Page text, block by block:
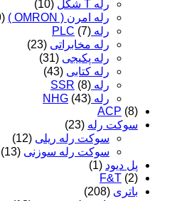
رله T شکل
(10)
رله امرن ( OMRON )
(139)
رله PLC (7)
رله مخابراتی (23)
رله پکیجی (31)
رله کتابی (43)
رله SSR (8)
رله NHG (43)
ACP (8)
سوکت رله (23)
سوکت رله ریلی (12)
سوکت رله سوزنی (13)
پل دیود (1)
F&T (2)
باتری (208)